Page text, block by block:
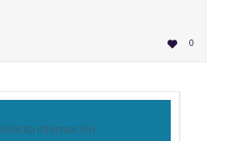
 LOVE
IT0
Solicita información